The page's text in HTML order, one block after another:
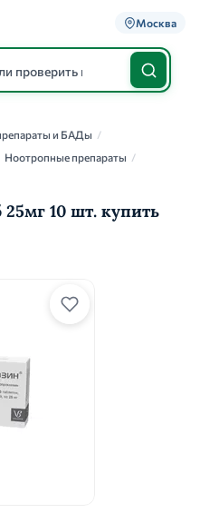
Москва
и БАДы /
Ноотропные препараты /
10 шт. купить